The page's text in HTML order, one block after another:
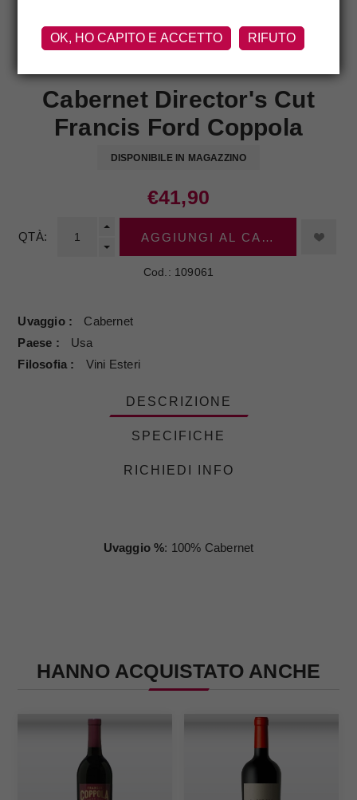
Cabernet Director's Cut
Francis Ford Coppola
DISPONIBILE IN MAGAZZINO
€41,90
QTÀ: AGGIUNGI AL CARRELLO
Cod.: 109061
Uvaggio
Cabernet
Paese
Usa
Filosofia
Vini Esteri
DESCRIZIONE
SPECIFICHE
RICHIEDI INFO
Uvaggio %: 100% Cabernet
HANNO ACQUISTATO ANCHE
OK, HO CAPITO E ACCETTO RIFUTO